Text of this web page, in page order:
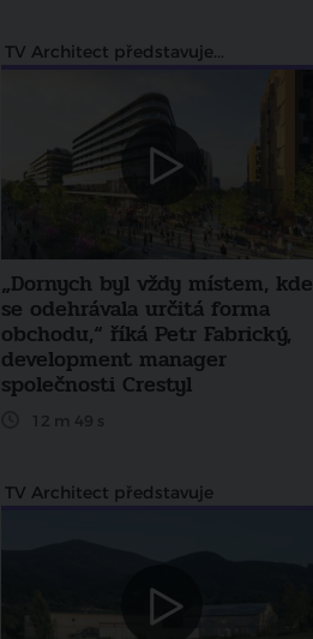
TV Architect představuje...
„Dornych byl vždy místem, kde
se odehrávala určitá forma
obchodu,“ říká Petr Fabrický,
development manager
společnosti Crestyl
12 m 49 s
TV Architect představuje